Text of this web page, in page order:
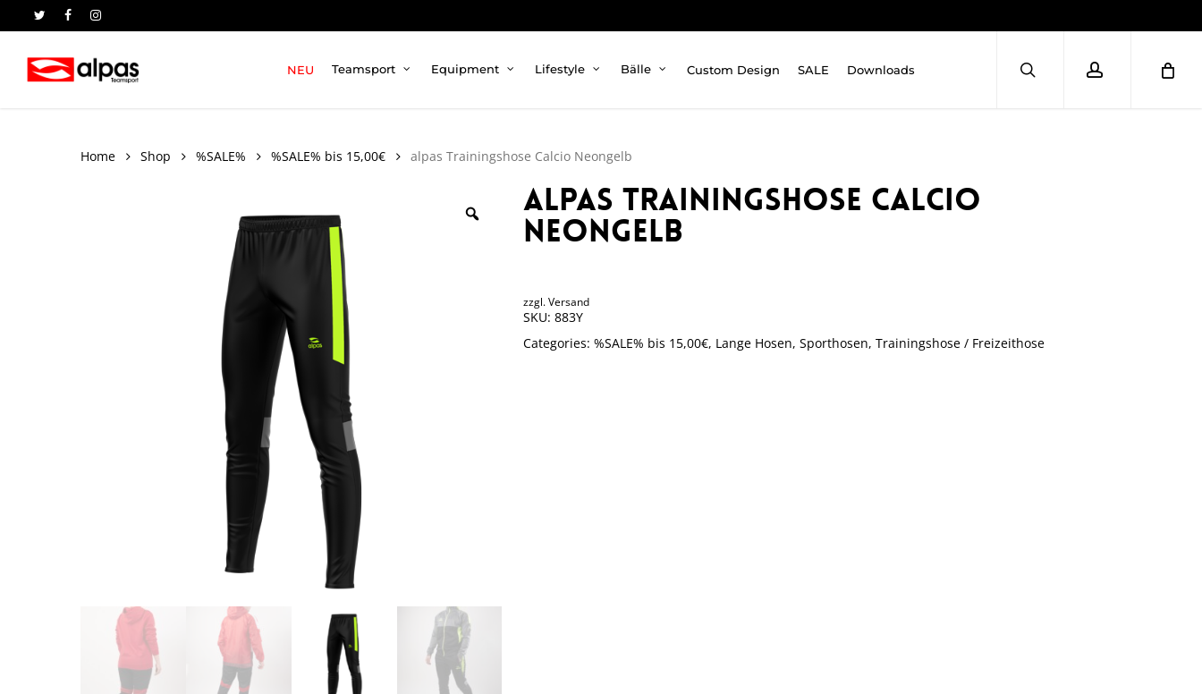
main
twitter facebookinstagram
NEU Teamsport Equipment Lifestyle Bälle Custom Design SALE Downloads
Home Shop %SALE% %SALE% bis 15,00€ alpas Trainingshose Calcio Neongelb
alpas Trainingshose Calcio
Neongelb
zzgl.Versand
SKU: 883Y
Categories: %SALE% bis 15,00€, Lange Hosen, Sporthosen, Trainingshose / Freizeithose